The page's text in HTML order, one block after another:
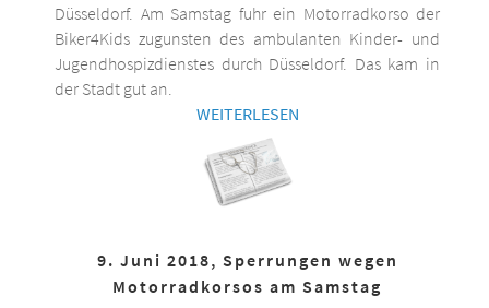
Düsseldorf. Am Samstag fuhr ein Motorradkorso der
Biker4Kids zugunsten des ambulanten Kinder- und
Jugendhospizdienstes durch Düsseldorf. Das kam in
der Stadt gut an.
WEITERLESEN
9. Juni 2018, Sperrungen wegen
Motorradkorsos am Samstag